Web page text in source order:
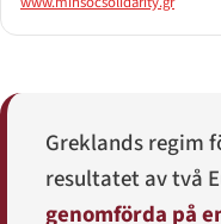
Greklands regim
resultatet av två
genomförda på